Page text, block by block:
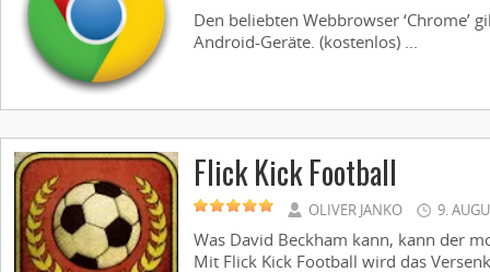
Den beliebten Webbrowser ‘Chrome’
Android-Geräte. (kostenlos) ...
Flick Kick Football
OLIVER JANKO 9.
Was David Beckham kann, kann der
Mit Flick Kick Football wird das